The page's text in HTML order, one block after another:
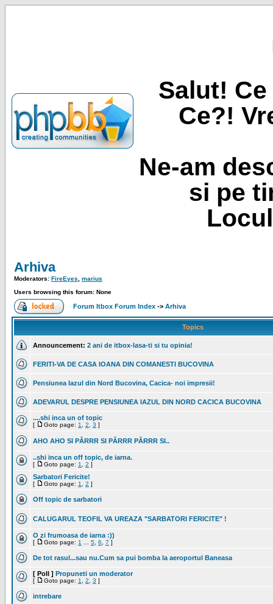
Salut!
Ce?!
Ne-am
si pe
Arhiva
Moderators: FireEyes
marius
Users browsing this forum: None
Forum Itbox Forum Index -> Arhiva
Topics
Announcement: 2 ani de itbox-lasa-ti si tu opinia!
FERITI-VA DE CASA IOANA DIN COMANESTI BUCOVINA
Pensiunea Iazul din Nord Bucovina, Cacica- noi impresii!
ADEVARUL DESPRE PENSIUNEA IAZUL DIN NORD CACICA BUCOVINA
....shi inca un of topic
[ Goto page: 1 2 3 ]
AHO AHO SI PÂRRR SI PÂRRR PÂRRR SI..
..shi inca un off topic, de iarna.
[ Goto page: 1 2 ]
Sarbatori Fericite!
[ Goto page: 1 2 ]
Off topic de sarbatori
CALUGARUL TEOFIL VA UREAZA "SARBATORI FERICITE" !
O zi frumoasa de iarna :))
[ Goto page: 1 5 6 7 ]
De tot rasul...sau nu.Cum sa pui bomba la aeroportul Baneasa
[ Poll ] Propuneti un moderator
[ Goto page: 1 2 3 ]
intrebare